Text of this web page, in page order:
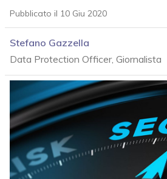
Pubblicato il 10 Giu 2020
Stefano Gazzella
Data Protection Officer, Giornalista